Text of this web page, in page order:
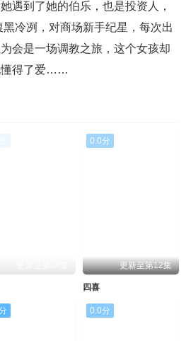
遇到了她的伯乐，也是投资人，
冷冽，对商场新手纪星，每次出
会是一场调教之旅，这个女孩却
懂得了爱……
0.0分
更新至第12集
四喜
0.0分